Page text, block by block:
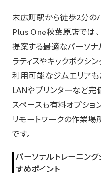
末広町駅から徒歩2分の
Plus One秋葉原店では
提案する最適なパーソナ
ラティスやキックボクシ
利用可能なジムエリアも
LANやプリンターなど完
スペースも有料オプショ
リモートワークの作業場
です。
パーソナルトレーニン
すめポイント